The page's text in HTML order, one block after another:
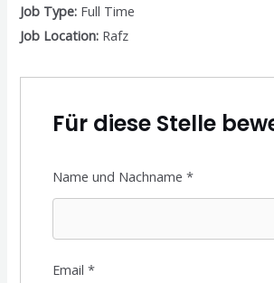
Job Type: Full Time
Job Location: Rafz
Für diese Stelle
Name und Nachname*
Email*